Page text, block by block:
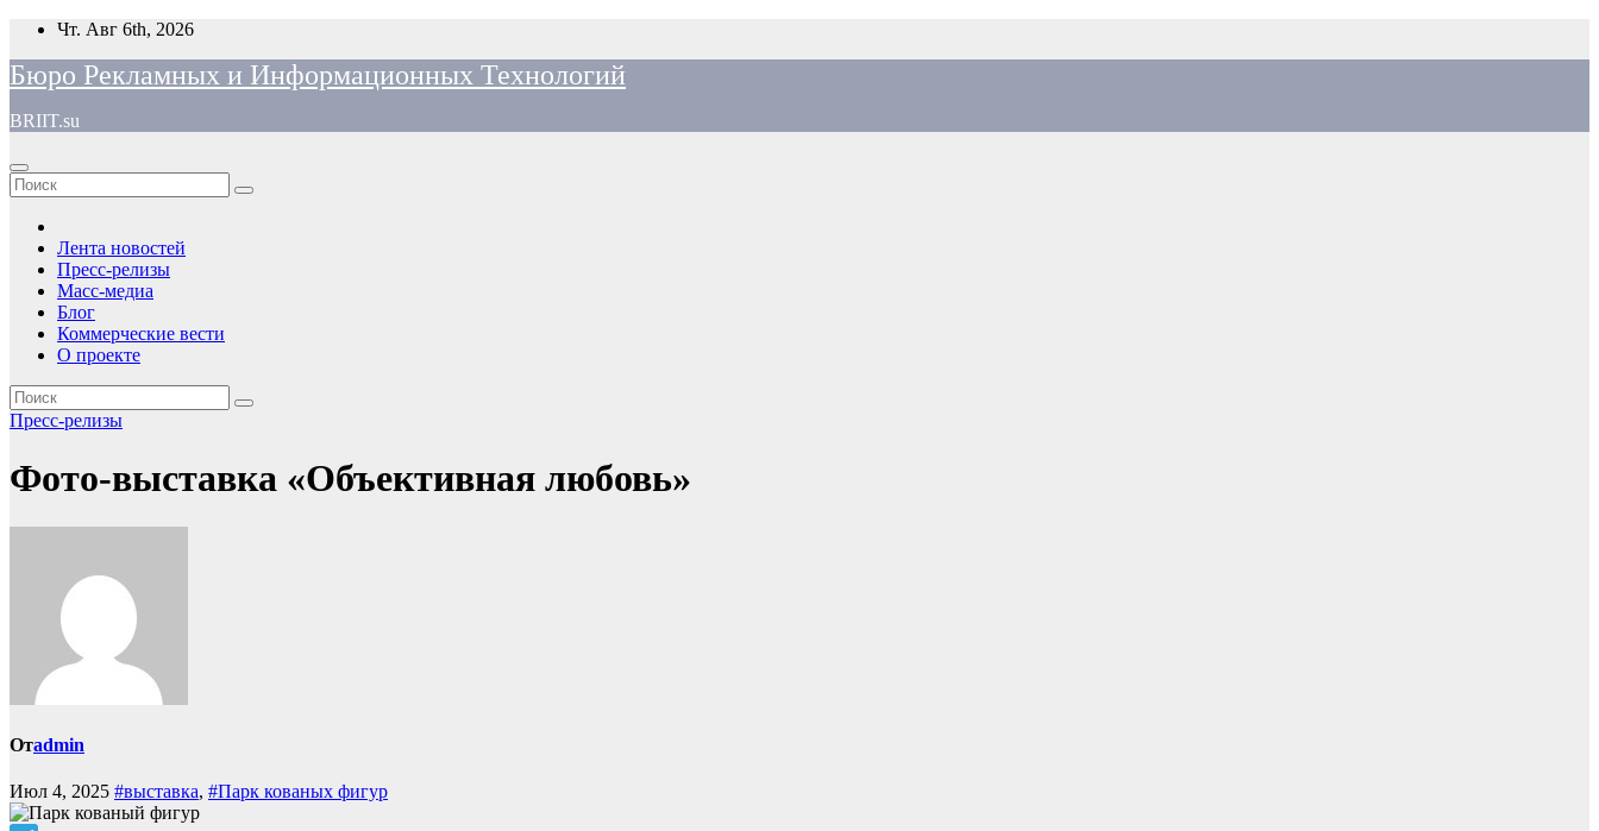
Перейти
содержимому
Чт. Авг 6th, 2026
Бюро Рекламных и Информационных Технологий
BRIIT.su
Лента новостей
Пресс-релизы
Масс-медиа
Блог
Коммерческие вести
О проекте
Пресс-релизы
Фото-выставка «Объективная любовь»
Отadmin
Июл 4, 2025 #выставка, #Парк кованых фигур